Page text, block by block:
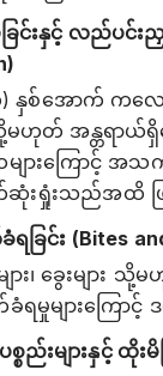
းနှင့် လည်ပင်းညှ
စ်အောက် ကလေ
မဟုတ် အန္တရာယ်
ားကြောင့် အသ
ဆုံးရှုံးသည်အထိ
ြင်း (Bites
း၊ ခွေးများ သို့
ခံရမှုများကြေ
ည်းများနှင့် ထိုးမိခ